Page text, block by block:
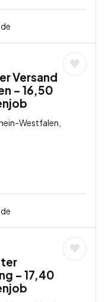
Versand
– 16,50
Westfalen,
– 17,40